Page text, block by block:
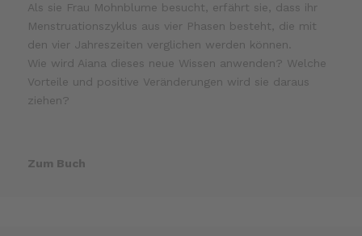
Als sie Frau Mohnblume besucht, erfährt sie, dass ihr
Menstruationszyklus aus vier Phasen besteht, die mit
den vier Jahreszeiten verglichen werden können.
Wie wird Aiana dieses neue Wissen anwenden? Welche
Vorteile und positive Veränderungen wird sie daraus
ziehen?
Zum Buch